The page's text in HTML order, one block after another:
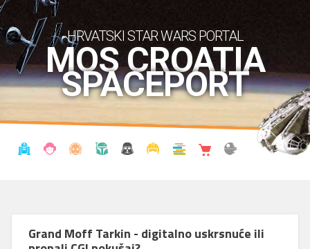
HRVATSKI STAR WARS PORTAL
MOS CROATIA
SPACEPORT
Grand Moff Tarkin - digitalno uskrsnuće ili